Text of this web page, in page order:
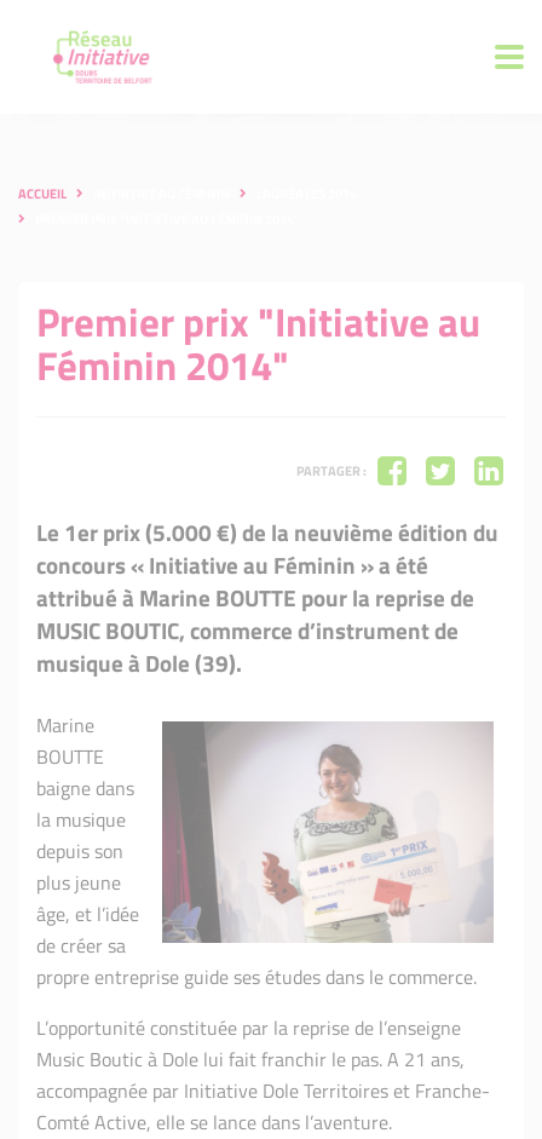
ACCUEIL
Premier prix "Initiative au
Féminin 2014"
PARTAGER :
Le 1er prix (5.000 €) de la neuvième édition du
concours « Initiative au Féminin » a été
attribué à Marine BOUTTE pour la reprise de
MUSIC BOUTIC, commerce d’instrument de
musique à Dole (39).
Marine
BOUTTE
baigne dans
la musique
depuis son
plus jeune
âge, et l’idée
de créer sa
propre entreprise guide ses études dans le commerce.
L’opportunité constituée par la reprise de l’enseigne
Music Boutic à Dole lui fait franchir le pas. A 21 ans,
accompagnée par Initiative Dole Territoires et Franche-
Comté Active, elle se lance dans l’aventure.